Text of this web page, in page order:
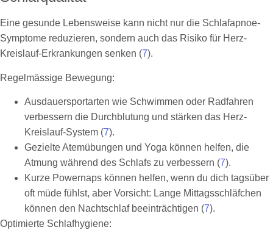
Eine gesunde Lebensweise kann nicht nur die Schlafapnoe-
Symptome reduzieren, sondern auch das Risiko für Herz-
Kreislauf-Erkrankungen senken (7).
Regelmässige Bewegung:
Ausdauersportarten wie Schwimmen oder Radfahren
verbessern die Durchblutung und stärken das Herz-
Kreislauf-System (7).
Gezielte Atemübungen und Yoga können helfen, die
Atmung während des Schlafs zu verbessern (7).
Kurze Powernaps können helfen, wenn du dich tagsüber
oft müde fühlst, aber Vorsicht: Lange Mittagsschläfchen
können den Nachtschlaf beeinträchtigen (7).
Optimierte Schlafhygiene: